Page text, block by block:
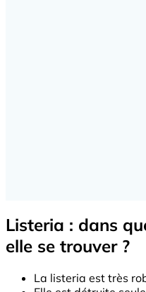
Listeria : dans
elle se trouver ?
La listeria est très